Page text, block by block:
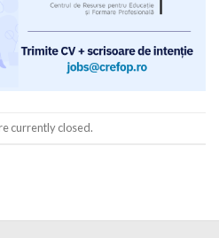
currently closed.